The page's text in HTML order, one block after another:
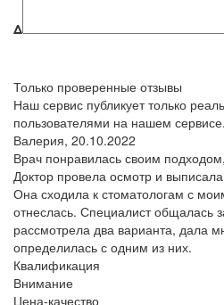
Δ
Только проверенные отзывы
Наш сервис публикует только
пользователями на нашем сервисе.
Валерия, 20.10.2022
Врач понравилась своим
Доктор провела осмотр и
Она сходила к стоматологам с
отнеслась. Специалист общалась
рассмотрела два варианта, дала
определилась с одним из них.
Квалификация
Внимание
Цена-качество